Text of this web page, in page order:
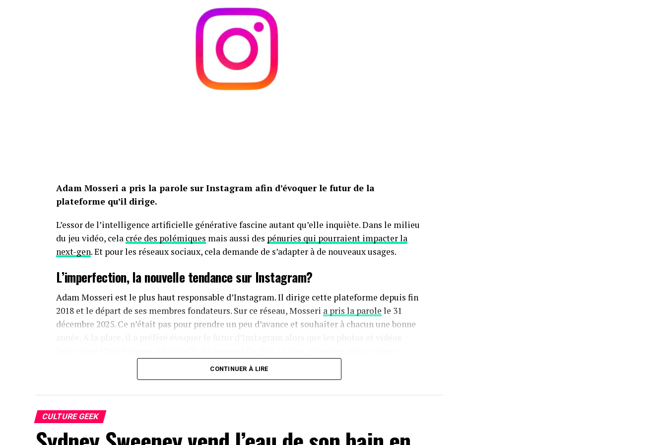
pièces, il dépasse nettement le ratio de dix centimes par élément souvent utilisé par les
collectionneurs pour évaluer le positionnement tarifaire d’une boîte. La présence d’une
licence et de huit figurines peut expliquer une partie du coût, sans effacer l’écart.
Le projet initial dépassait par ailleurs les 2 000 pièces, avant les modifications apportées
pour sa commercialisation. Le résultat conserve néanmoins son ambiance, ses décors
modulaires et un casting particulièrement complet. Les fans séduits par la construction,
Adam Mosseri a pris la parole sur Instagram afin d’évoquer le futur de la
plateforme qu’il dirige.
L’essor de l’intelligence artificielle générative fascine autant qu’elle inquiète. Dans le milieu
du jeu vidéo, cela crée des polémiques mais aussi des pénuries qui pourraient impacter la
next-gen. Et pour les réseaux sociaux, cela demande de s’adapter à de nouveaux usages.
L’imperfection, la nouvelle tendance sur Instagram?
Adam Mosseri est le plus haut responsable d’Instagram. Il dirige cette plateforme depuis fin
2018 et le départ de ses membres fondateurs. Sur ce réseau, Mosseri a pris la parole le 31
décembre 2025. Ce n’était pas pour prendre un peu d’avance et souhaiter à chacun une bonne
distinguer de celui produit par chacun de nous. L’IA s’améliore de jour en jour et tout devient
CONTINUER À LIRE
CULTURE GEEK